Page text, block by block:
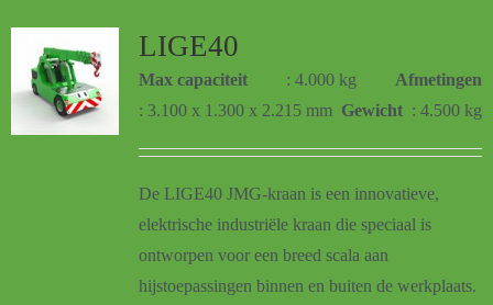
LIGE40
Max capaciteit : 4.000 kg
Afmetingen
: 3.100 x 1.300 x 2.215 mm Gewicht : 4.500 kg
De LIGE40 JMG-kraan is een innovatieve,
elektrische industriële kraan die speciaal is
ontworpen voor een breed scala aan
hijstoepassingen binnen en buiten de werkplaats.